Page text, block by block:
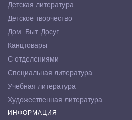
Детская литература
Детское творчество
Дом. Быт. Досуг.
Канцтовары
С отделениями
Специальная литература
Учебная литература
Художественная литература
ИНФОРМАЦИЯ